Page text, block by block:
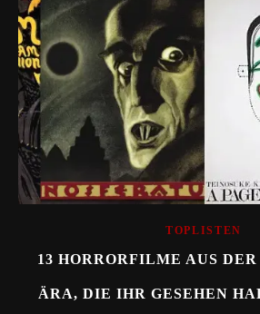
TOPLISTEN
13 HORRORFILME AUS
ÄRA, DIE IHR GESEHEN